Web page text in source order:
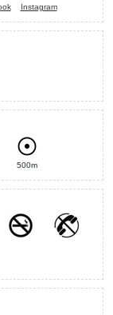
Instagram
500m